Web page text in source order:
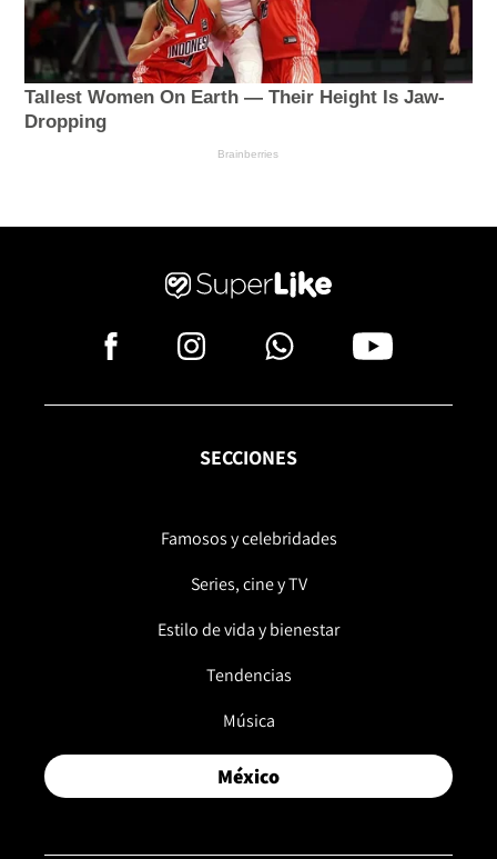
SECCIONES
Famosos y celebridades
Series, cine y TV
Estilo de vida y bienestar
Tendencias
Música
México